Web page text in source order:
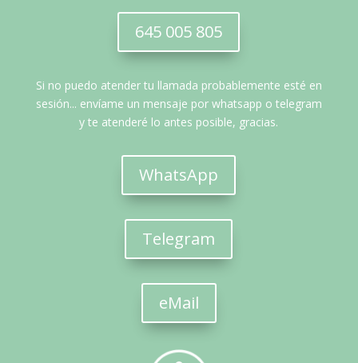
645 005 805
Si no puedo atender tu llamada probablemente esté en
sesión... envíame un mensaje por whatsapp o telegram
y te atenderé lo antes posible, gracias.
WhatsApp
Telegram
eMail